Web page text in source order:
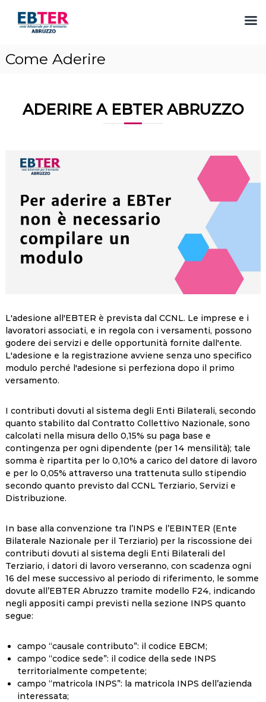
Come Aderire
ADERIRE A EBTER ABRUZZO
L'adesione all'EBTER è prevista dal CCNL. Le imprese e i
lavoratori associati, e in regola con i versamenti, possono
godere dei servizi e delle opportunità fornite dall'ente.
L'adesione e la registrazione avviene senza uno specifico
modulo perché l'adesione si perfeziona dopo il primo
versamento.
I contributi dovuti al sistema degli Enti Bilaterali, secondo
quanto stabilito dal Contratto Collettivo Nazionale, sono
calcolati nella misura dello 0,15% su paga base e
contingenza per ogni dipendente (per 14 mensilità); tale
somma è ripartita per lo 0,10% a carico del datore di lavoro
e per lo 0,05% attraverso una trattenuta sullo stipendio
secondo quanto previsto dal CCNL Terziario, Servizi e
Distribuzione.
In base alla convenzione tra l’INPS e l’EBINTER (Ente
Bilaterale Nazionale per il Terziario) per la riscossione dei
contributi dovuti al sistema degli Enti Bilaterali del
Terziario, i datori di lavoro verseranno, con scadenza ogni
16 del mese successivo al periodo di riferimento, le somme
dovute all’EBTER Abruzzo tramite modello F24, indicando
negli appositi campi previsti nella sezione INPS quanto
segue:
campo “causale contributo”: il codice EBCM;
campo “codice sede”: il codice della sede INPS
territorialmente competente;
campo “matricola INPS”: la matricola INPS dell’azienda
interessata;